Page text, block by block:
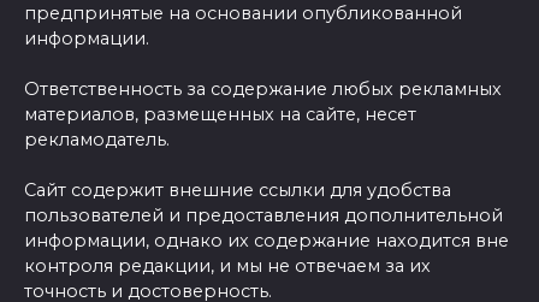
предпринятые на основании опубликованной
информации.
Ответственность за содержание любых рекламных
материалов, размещенных на сайте, несет
рекламодатель.
Сайт содержит внешние ссылки для удобства
пользователей и предоставления дополнительной
информации, однако их содержание находится вне
контроля редакции, и мы не отвечаем за их
точность и достоверность.